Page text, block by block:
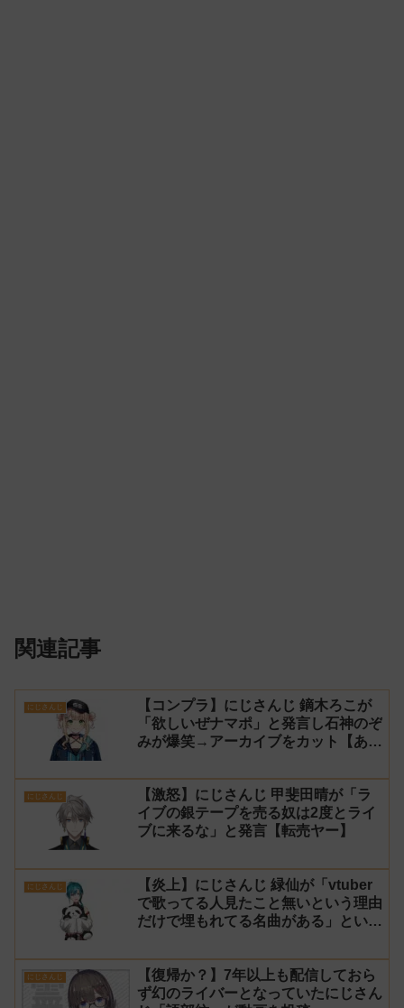
関連記事
にじさんじ
【コンプラ】にじさんじ 鏑木ろこが
「欲しいぜナマポ」と発言し石神のぞ
みが爆笑→アーカイブをカット【あら
にじさんじ
【激怒】にじさんじ 甲斐田晴が「ラ
イブの銀テープを売る奴は2度とライ
ブに来るな」と発言【転売ヤー】
にじさんじ
【炎上】にじさんじ 緑仙が「vtuber
で歌ってる人見たこと無いという理由
だけで埋もれてる名曲がある」という
にじさんじ
【復帰か？】7年以上も配信しておら
ず幻のライバーとなっていたにじさん